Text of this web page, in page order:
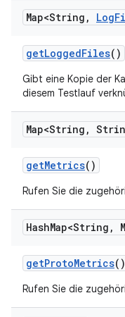
Map<String , Log
getLoggedFiles()
Gibt eine Kopie der
diesem Testlauf
Map<String ,
getMetrics()
Rufen Sie die
HashMap<String ,
getProtoMetrics()
Rufen Sie die